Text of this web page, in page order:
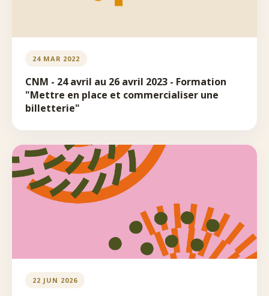
24 MAR 2022
CNM - 24 avril au 26 avril 2023 - Formation
"Mettre en place et commercialiser une
billetterie"
22 JUN 2026